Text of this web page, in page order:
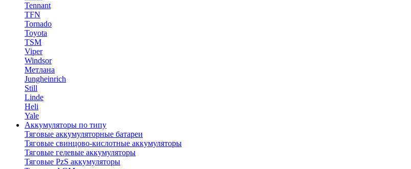
Tennant
TFN
Tornado
Toyota
TSM
Viper
Windsor
Метлана
Jungheinrich
Still
Linde
Heli
Yale
Аккумуляторы по типу
Тяговые аккумуляторные батареи
Тяговые свинцово-кислотные аккумуляторы
Тяговые гелевые аккумуляторы
Тяговые PzS аккумуляторы